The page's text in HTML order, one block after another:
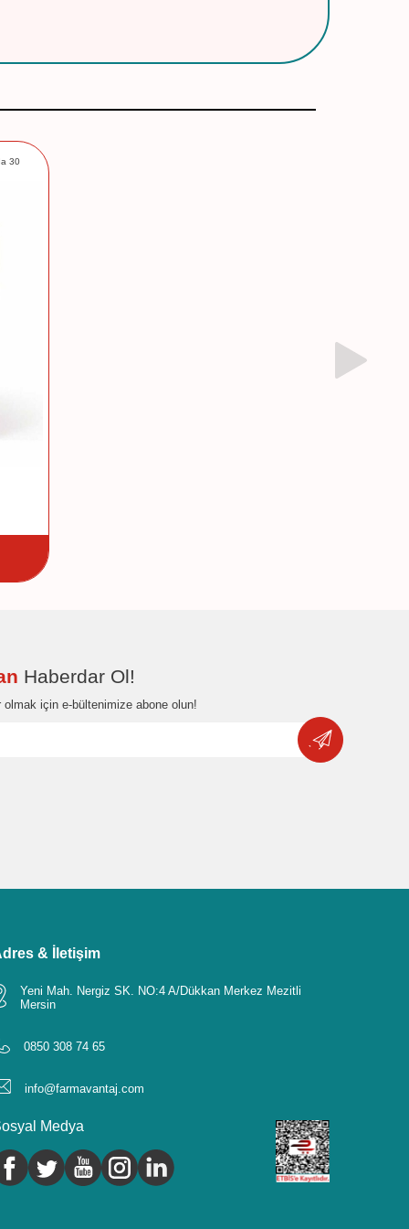
30
Haberdar Ol!
için e-bültenimize abone olun!
& İletişim
Yeni Mah. Nergiz SK. NO:4 A/Dükkan Merkez Mezitli
Mersin
0850 308 74 65
info@farmavantaj.com
Medya